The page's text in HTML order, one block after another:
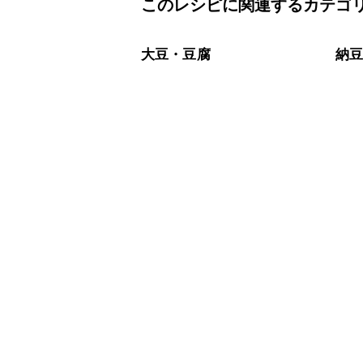
保存期間は冷蔵で当日中が目安です
※日持ちは目安です。
このレシピに関連するカテゴ
大豆・豆腐 納豆